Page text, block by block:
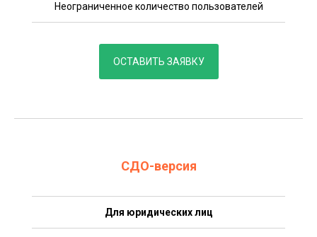
Неограниченное количество пользователей
ОСТАВИТЬ ЗАЯВКУ
СДО-версия
Для юридических лиц